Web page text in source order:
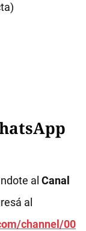
al Canal
al
channel/00